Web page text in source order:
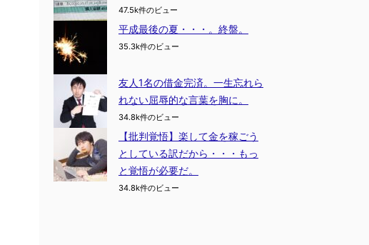
47.5k件のビュー
平成最後の夏・・・。終盤。
35.3k件のビュー
友人1名の借金完済。一生忘れら
れない屈辱的な言葉を胸に。
34.8k件のビュー
【批判覚悟】楽して金を稼ごう
としている訳だから・・・もっ
と覚悟が必要だ。
34.8k件のビュー